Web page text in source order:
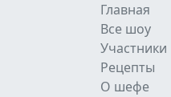
Главная
Все шоу
Участники
Рецепты
О шефе